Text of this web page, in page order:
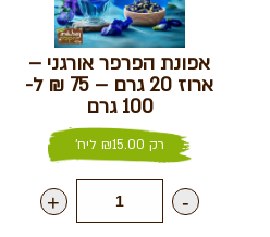
אפונת הפרפר אורגני –
ארוז 20 גרם – 75 ₪ ל-
100 גרם
רק ₪15.00 ליח'
-
+